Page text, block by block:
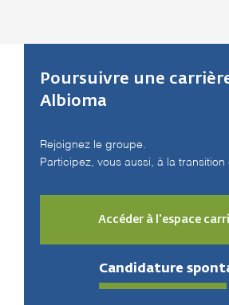
Poursuivre une
Albioma
Rejoignez le groupe.
Participez, vous aussi, à la
Accéder à l'espace
Candidature